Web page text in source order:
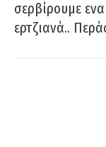
σερβίρουμε
ερτζιανά..